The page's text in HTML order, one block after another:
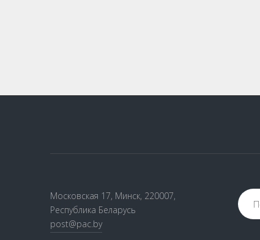
Московская 17, Минск, 220007,
Республика Беларусь
post@pac.by